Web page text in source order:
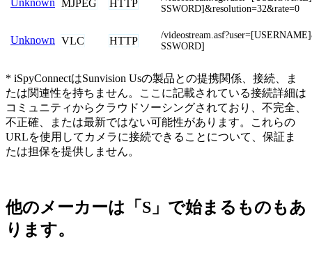
Unknown MJPEG HTTP
SSWORD]&resolution=32&rate=0
Unknown VLC HTTP
/
SSWORD]
* iSpyConnectはSunvision Usの製品との提携関係、接続、ま
たは関連性を持ちません。ここに記載されている接続詳細は
コミュニティからクラウドソーシングされており、不完全、
不正確、または最新ではない可能性があります。これらの
URLを使用してカメラに接続できることについて、保証ま
たは担保を提供しません。
他のメーカーは「S」で始まるものもあ
ります。